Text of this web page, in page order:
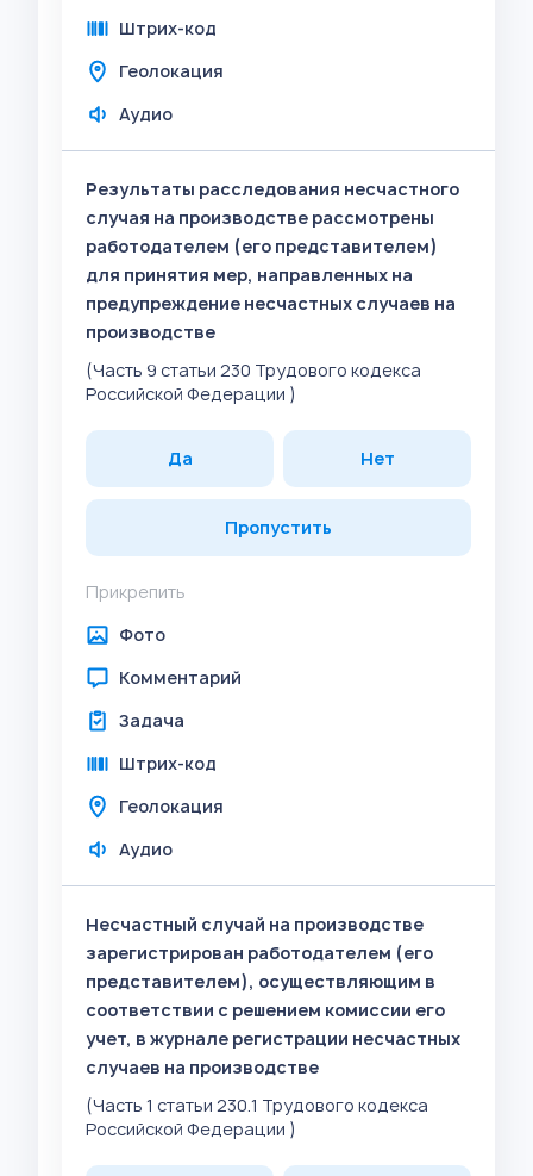
Штрих-код
Геолокация
Аудио
Результаты расследования несчастного
случая на производстве рассмотрены
работодателем (его представителем)
для принятия мер, направленных на
предупреждение несчастных случаев на
производстве
(Часть 9 статьи 230 Трудового кодекса
Российской Федерации )
Да Нет
Пропустить
Прикрепить
Фото
Комментарий
Задача
Штрих-код
Геолокация
Аудио
Несчастный случай на производстве
зарегистрирован работодателем (его
представителем), осуществляющим в
соответствии с решением комиссии его
учет, в журнале регистрации несчастных
случаев на производстве
(Часть 1 статьи 230.1 Трудового кодекса
Российской Федерации )